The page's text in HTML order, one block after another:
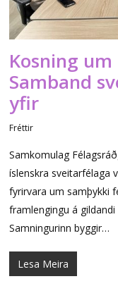
Kosning
Samband
yfir
Fréttir
Samkomulag
íslenskra sveitarfélaga
fyrirvara um samþykki
framlengingu á
Samningurinn byggir…
Lesa Meira